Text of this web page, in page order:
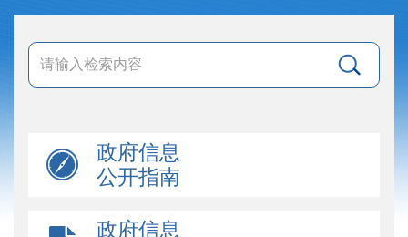
政府信息
公开指南
政府信息